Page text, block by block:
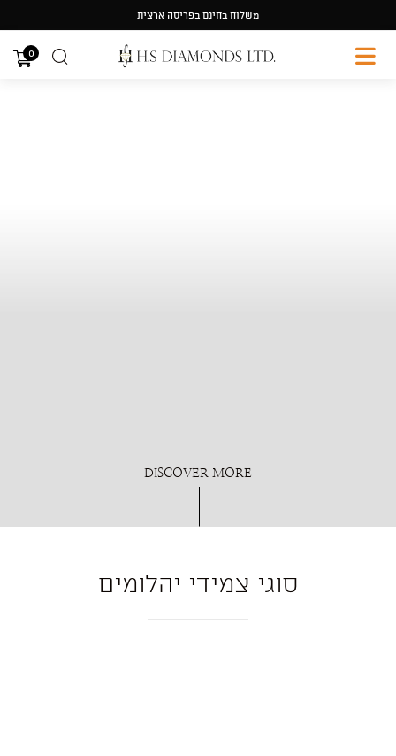
content
משלוח בחינם בפריסה ארצית
0
DISCOVER MORE
סוגי צמידי יהלומים